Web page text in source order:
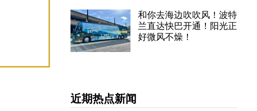
和你去海边吹吹风！波特
兰直达快巴开通！阳光正
好微风不燥！
近期热点新闻